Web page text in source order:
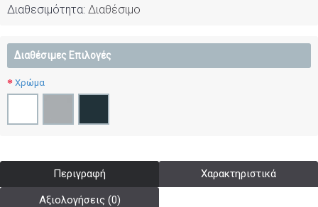
Διαθεσιμότητα: Διαθέσιμο
Διαθέσιμες Επιλογές
Χρώμα
Περιγραφή Χαρακτηριστικά
Αξιολογήσεις (0)